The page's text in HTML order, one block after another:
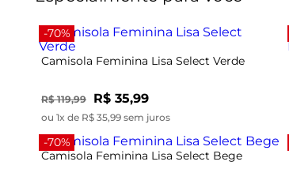
-70%
Camisola Feminina Lisa Select Verde
R$ 119,99 R$ 35,99
ou 1x de R$ 35,99 sem juros
-70%
Camisola Feminina Lisa Select Bege